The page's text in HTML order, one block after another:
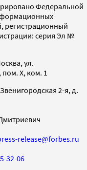
Федеральной
регистрационный
серия Эл №
ул.
пом. X, ком. 1
2-я, д.
release@forbes.ru
32-06